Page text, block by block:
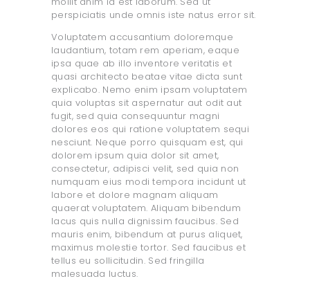
perspiciatis unde omnis iste natus error sit.
Voluptatem accusantium doloremque
laudantium, totam rem aperiam, eaque
ipsa quae ab illo inventore veritatis et
quasi architecto beatae vitae dicta sunt
explicabo. Nemo enim ipsam voluptatem
quia voluptas sit aspernatur aut odit aut
fugit, sed quia consequuntur magni
dolores eos qui ratione voluptatem sequi
nesciunt. Neque porro quisquam est, qui
dolorem ipsum quia dolor sit amet,
consectetur, adipisci velit, sed quia non
numquam eius modi tempora incidunt ut
labore et dolore magnam aliquam
quaerat voluptatem. Aliquam bibendum
lacus quis nulla dignissim faucibus. Sed
mauris enim, bibendum at purus aliquet,
maximus molestie tortor. Sed faucibus et
tellus eu sollicitudin. Sed fringilla
malesuada luctus.